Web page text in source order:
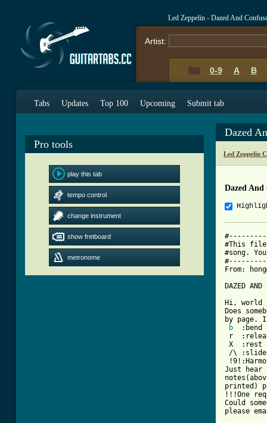
Led Zeppelin - Dazed And
Artist:
0-9 A B
Tabs Updates Top 100 Upcoming Submit tab
Pro tools
play this tab
tempo control
change instrument
show fretboard
metronome
Dazed
Led Zeppelin
Dazed And
#This file
#song.
From:
DAZED
Hi, world
Does
by page.
b
  :bend
r
X  :rest
/\
Just
printed)
!!!One
Could
please